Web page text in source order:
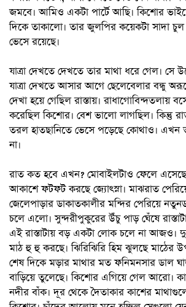
জমবে। আমিও একটা পার্টে আছি। কিশোর
দিকে তাকালো। তার জুলপির কয়েকটা সাদা
ভেসে রয়েছে।
যাত্রা দেখতে দেখতে তার মাথা ধরে গেল। সে
যাত্রা দেখতে আসার আগে ছেলেবেলার বন্ধু
দেখা হয়ে গেছিল রাস্তায়। রাধাগোবিন্দতলায়
করেছিল কিশোর। বেশ ভালো লাগছিল। কিন্তু
তরল হাতছানিতে ভেসে পড়েছে কোথাও। এখন
না।
রাত কত হবে এখন? মোবাইলটাও ফেলে এসেছে
আকাশে ফটফট করছে জ্যোৎস্না। মাঝরাত
জেলেপাড়ার ডাকাতকালীর মন্দির পেরিয়ে
চলে এলো। সুন্দরীপুকুরের উঁচু পাড় ঘেঁষে
এই রাস্তাটায় বড় একটা লোক চলে না আজও।
মাঠ হু হু করছে। ঝিরিঝিরি হিম ঝুলছে মাঠের
শেষ দিকে মড়ার মাথার মত ফনিমনসার ডাল
বাড়িয়ে তুলেছে। কিশোর এগিয়ে গেল আরো।
নদীর বাঁক। দূর থেকে দৈতাকার কাশের